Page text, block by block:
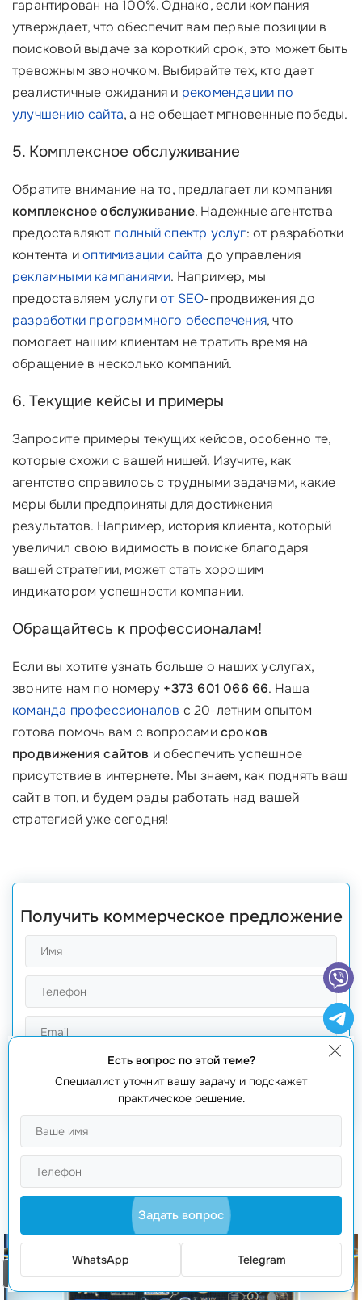
гарантирован на 100%. Однако, если компания
утверждает, что обеспечит вам первые позиции в
поисковой выдаче за короткий срок, это может быть
тревожным звоночком. Выбирайте тех, кто дает
реалистичные ожидания и рекомендации по
улучшению сайта, а не обещает мгновенные победы.
5. Комплексное обслуживание
Обратите внимание на то, предлагает ли компания
комплексное обслуживание. Надежные агентства
предоставляют полный спектр услуг: от разработки
контента иоптимизации сайта до управления
рекламными кампаниями. Например, мы
предоставляем услугиот SEO-продвижения до
разработки программного обеспечения, что
помогает нашим клиентам не тратить время на
обращение в несколько компаний.
6. Текущие кейсы и примеры
Запросите примеры текущих кейсов, особенно те,
которые схожи с вашей нишей. Изучите, как
агентство справилось с трудными задачами, какие
меры были предприняты для достижения
результатов. Например, история клиента, который
увеличил свою видимость в поиске благодаря
вашей стратегии, может стать хорошим
индикатором успешности компании.
Обращайтесь к профессионалам!
Если вы хотите узнать больше о наших услугах,
звоните нам по номеру +373 601 066 66. Наша
команда профессионалов с 20-летним опытом
готова помочь вам с вопросамисроков
продвижения сайтов и обеспечить успешное
присутствие в интернете. Мы знаем, как поднять ваш
сайт в топ, и будем рады работать над вашей
стратегией уже сегодня!
Получить коммерческое предложение
Получить предложение
Вам также будет интересно
Есть вопрос по этой теме?
Специалист уточнит вашу задачу и подскажет
практическое решение.
Задать вопрос
WhatsApp Telegram
Заказать звонок